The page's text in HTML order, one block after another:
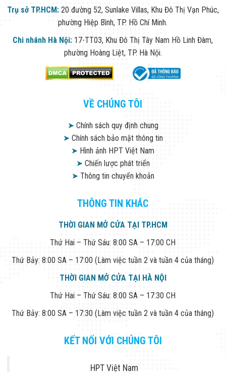
Trụ sở TP.HCM: 20 đường 52, Sunlake Villas, Khu Đô Thị Vạn Phúc,
phường Hiệp Bình, TP. Hồ Chí Minh.
Chi nhánh Hà Nội: 17-TT03, Khu Đô Thị Tây Nam Hồ Linh Đàm,
phường Hoàng Liệt, TP. Hà Nội.
VỀ CHÚNG TÔI
➤Chính sách quy định chung
➤Chính sách bảo mật thông tin
➤ Hình ảnh HPT Việt Nam
➤Chiến lược phát triển
➤Thông tin chuyển khoản
THÔNG TIN KHÁC
THỜI GIAN MỞ CỬA TẠI TP.HCM
Thứ Hai – Thứ Sáu: 8:00 SA – 17:00 CH
Thứ Bảy: 8:00 SA – 17:00 (Làm việc tuần 2 và tuần 4 của tháng)
THỜI GIAN MỞ CỬA TẠI HÀ NỘI
Thứ Hai – Thứ Sáu: 8:00 SA – 17:30 CH
Thứ Bảy: 8:00 SA – 17:30 (Làm việc tuần 2 và tuần 4 của tháng)
KẾT NỐI VỚI CHÚNG TÔI
HPT Việt Nam